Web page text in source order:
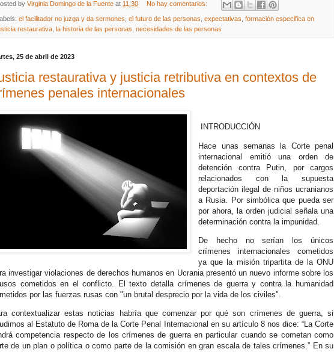
by Virginia Domingo de la Fuente at 11:30 No hay comentarios:
el facilitador no juzga y da sermones el futuro de las personas expectativas formación especifica en
restaurativa la historia de las personas necesidades de las personas
25 de abril de 2023
restaurativa y justicia retributiva en contextos de
penales internacionales
INTRODUCCIÓN
Hace unas semanas la Corte penal
internacional emitió una orden de
detención contra Putin, por cargos
relacionados con la supuesta
deportación ilegal de niños ucranianos
a Rusia. Por simbólica que pueda ser
por ahora, la orden judicial señala una
determinación contra la impunidad.
De hecho no serían los únicos
crímenes internacionales cometidos
ya que la misión tripartita de la ONU
investigar violaciones de derechos humanos en Ucrania presentó un nuevo informe sobre los
cometidos en el conflicto. El texto detalla crímenes de guerra y contra la humanidad
por las fuerzas rusas con "un brutal desprecio por la vida de los civiles".
contextualizar estas noticias habría que comenzar por qué son crímenes de guerra, si
al Estatuto de Roma de la Corte Penal Internacional en su artículo 8 nos dice: “La Corte
competencia respecto de los crímenes de guerra en particular cuando se cometan como
de un plan o política o como parte de la comisión en gran escala de tales crímenes.” En su